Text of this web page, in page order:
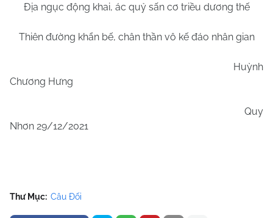
Địa ngục động khai, ác quỷ sấn cơ triều dương thế
Thiên đường khẩn bế, chân thần vô kế đáo nhân gian
Huỳnh
Chương Hưng
Quy
Nhơn 29/12/2021
Thư Mục: Câu Đối